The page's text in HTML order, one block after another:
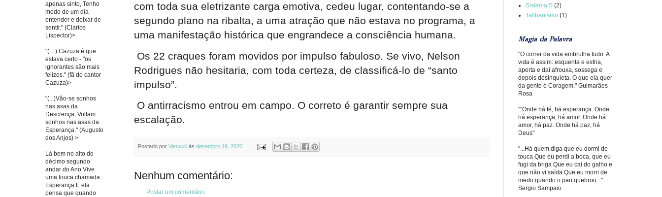
com toda sua eletrizante carga emotiva, cedeu lugar, contentando-se a
segundo plano na ribalta, a uma atração que não estava no programa, a
uma manifestação histórica que engrandece a consciência humana.
Os 22 craques foram movidos por impulso fabuloso. Se vivo, Nelson
Rodrigues não hesitaria, com toda certeza, de classificá-lo de “santo
impulso”.
O antirracismo entrou em campo. O correto é garantir sempre sua
escalação.
Postado por Vanucci às dezembro 19, 2020
Nenhum comentário:
Postar um comentário
apenas sinto, Tenho
medo de um dia
entender e deixar de
sentir." (Clarice
Lispector)>
"(....) Cazuza é que
estava certo - "os
ignorantes são mais
felizes." (fã do cantor
Cazuza)>
"(...)Vão-se sonhos
nas asas da
Descrença, Voltam
sonhos nas asas da
Esperança." (Augusto
dos Anjos) >
Lá bem no alto do
décimo segundo
andar do Ano Vive
uma louca chamada
Esperança E ela
pensa que quando
Sistema S (2)
Talibanismo (1)
Magia da Palavra
"O correr da vida embrulha tudo. A
vida é assim: esquenta e esfria,
aperta e daí afrouxa, sossega e
depois desinquieta. O que ela quer
da gente é Coragem." Guimarães
Rosa
""Onde há fé, há esperança. Onde
há esperança, há amor. Onde há
amor, há paz. Onde há paz, há
Deus"
"...Há quem diga que eu dormi de
touca Que eu perdi a boca, que eu
fugi da briga Que eu caí do galho e
que não vi saída Que eu morri de
medo quando o pau quebrou..."
Sergio Sampaio